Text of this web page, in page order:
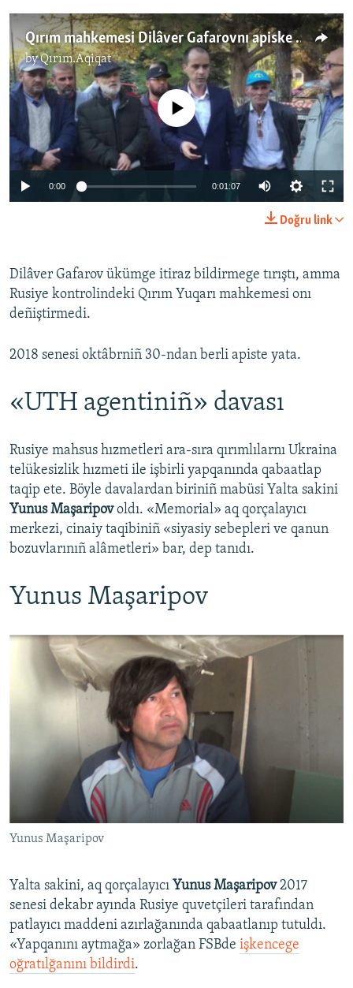
Qırım mahkemesi Dilâver Gafarovnı apiske aldı (video)
byQırım.Aqiqat
No media source currently available
0:00 0:01:07
Doğru link
Dilâver Gafarov ükümge itiraz bildirmege tırıştı, amma
Rusiye kontrolindeki Qırım Yuqarı mahkemesi onı
deñiştirmedi.
2018 senesi oktâbrniñ 30-ndan berli apiste yata.
«UTH agentiniñ» davası
Rusiye mahsus hızmetleri ara-sıra qırımlılarnı Ukraina
telükesizlik hızmeti ile işbirli yapqanında qabaatlap
taqip ete. Böyle davalardan biriniñ mabüsi Yalta sakini
Yunus Maşaripovoldı. «Memorial» aq qorçalayıcı
merkezi, cinaiy taqibiniñ «siyasiy sebepleri ve qanun
bozuvlarınıñ alâmetleri» bar, dep tanıdı.
Yunus Maşaripov
Yunus Maşaripov
Yalta sakini, aq qorçalayıcı Yunus Maşaripov2017
senesi dekabr ayında Rusiye quvetçileri tarafından
patlayıcı maddeni azırlağanında qabaatlanıp tutuldı.
«Yapqanını aytmağa» zorlağan FSBde işkencege
oğratılğanını bildirdi.